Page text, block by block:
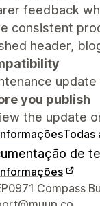
feedback
consistent
header,
you publish
the update
Todas
de
de
Compass